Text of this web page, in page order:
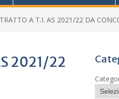
A T.I. AS 2021/22 DA
2021/22